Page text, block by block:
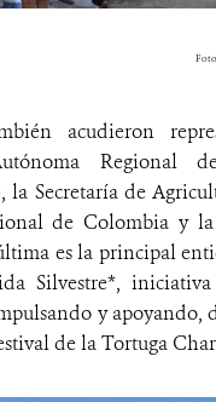
acudieron
Regional
la Secretaría de
de Colombia y la
es la principal
Silvestre*, iniciativa
y apoyando,
de la Tortuga